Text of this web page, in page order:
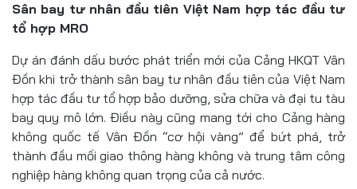
Sân bay tư nhân đầu tiên Việt Nam hợp tác đầu tư
tổ hợp MRO
Dự án đánh dấu bước phát triển mới của Cảng HKQT Vân
Đồn khi trở thành sân bay tư nhân đầu tiên của Việt Nam
hợp tác đầu tư tổ hợp bảo dưỡng, sửa chữa và đại tu tàu
bay quy mô lớn. Điều này cũng mang tới cho Cảng hàng
không quốc tế Vân Đồn “cơ hội vàng” để bứt phá, trở
thành đầu mối giao thông hàng không và trung tâm công
nghiệp hàng không quan trọng của cả nước.